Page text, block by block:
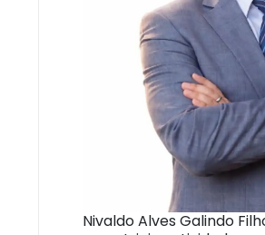
Nivaldo Alves Galindo